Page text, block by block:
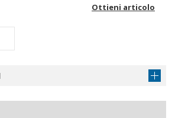
Ottieni articolo